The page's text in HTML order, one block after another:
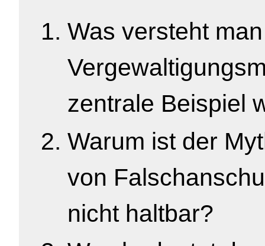
Was versteht
zentrale Beispiel
Warum ist der
von
nicht haltbar?